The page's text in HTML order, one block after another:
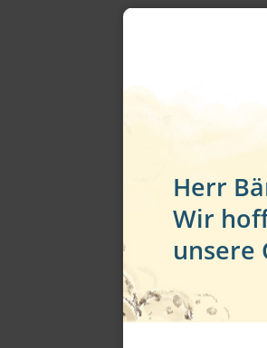
Herr
Wir
unsere